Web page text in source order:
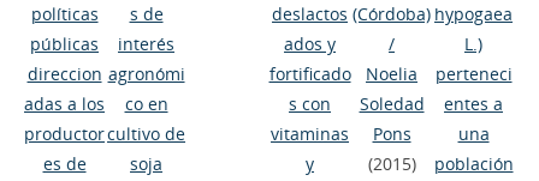
políticas
públicas
direccion
adas a los
productor
es de
s de
interés
agronómi
co en
cultivo de
soja
deslactos
ados y
fortificado
s con
vitaminas
y
(Córdoba)
/
Noelia
Soledad
Pons
(2015)
hypogaea
L.)
perteneci
entes a
una
población